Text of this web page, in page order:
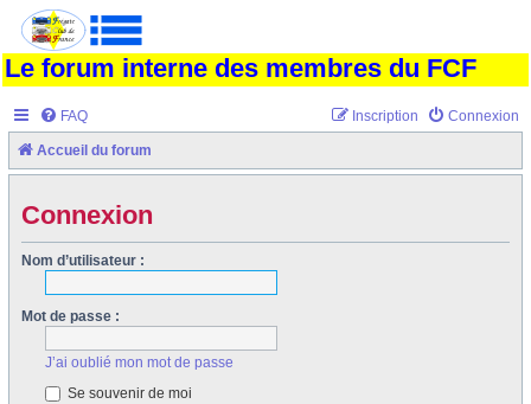
Le forum interne des membres du FCF
FAQ Connexion
Inscription
Accueil du forum
Connexion
Nom d’utilisateur :
Mot de passe :
J’ai oublié mon mot de passe
Se souvenir de moi